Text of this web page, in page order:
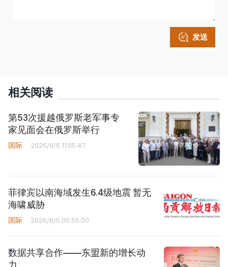
发送
相关阅读
第53次援越俄罗斯老军事专
家见面会在俄罗斯举行
国际 2026/8/6 11:05:47
菲律宾以南海域发生6.4级地震 暂无
海啸威胁
国际 2026/8/5 06:55:00
数据共享合作——东盟新的增长动